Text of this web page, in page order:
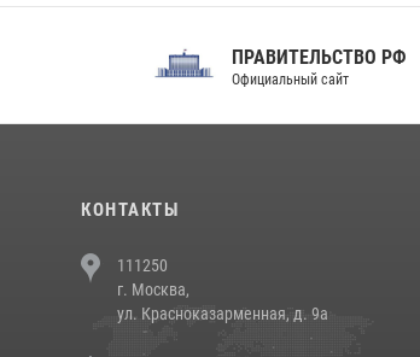
ПРАВИТЕЛЬСТВО РФ
Официальный сайт
КОНТАКТЫ
111250
г. Москва,
ул. Красноказарменная, д. 9а